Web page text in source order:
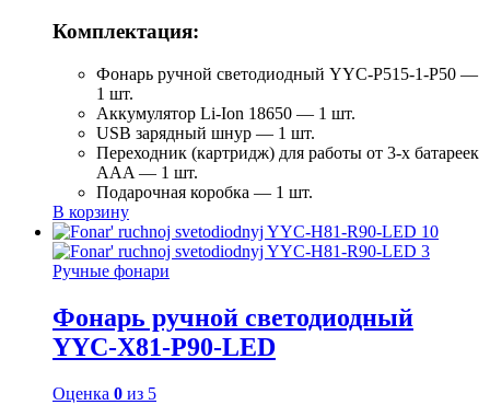
Комплектация:
Фонарь ручной светодиодный YYC-Р515-1-Р50 —
1 шт.
Аккумулятор Li-Ion 18650 — 1 шт.
USB зарядный шнур — 1 шт.
Переходник (картридж) для работы от 3-х батареек
AAA — 1 шт.
Подарочная коробка — 1 шт.
В корзину
Ручные фонари
Фонарь ручной светодиодный
YYC-X81-P90-LED
Оценка 0 из 5